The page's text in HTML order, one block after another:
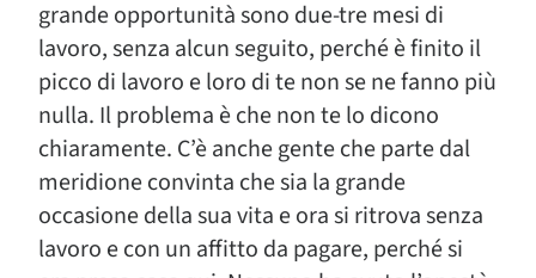
grande opportunità sono due-tre mesi di
lavoro, senza alcun seguito, perché è finito il
picco di lavoro e loro di te non se ne fanno più
nulla. Il problema è che non te lo dicono
chiaramente. C’è anche gente che parte dal
meridione convinta che sia la grande
occasione della sua vita e ora si ritrova senza
lavoro e con un affitto da pagare, perché si